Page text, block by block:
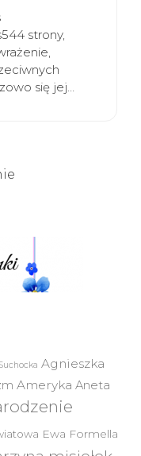
strony,
się jej…
Agnieszka
Ameryka Aneta
Ewa Formella